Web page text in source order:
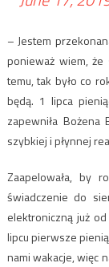
– Jestem
ponieważ wiem,
temu, tak było co
będą. 1 lipca
zapewniła
szybkiej i płynnej
Zaapelowała, by
świadczenie do
elektroniczną już
lipcu pierwsze
nami wakacje, więc